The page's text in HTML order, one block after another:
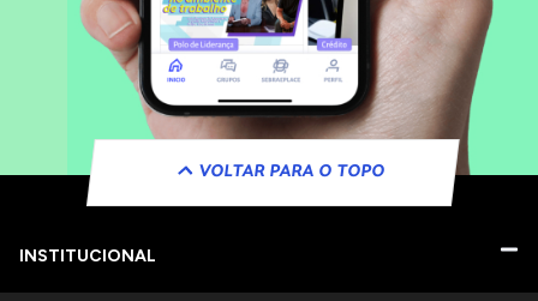
VOLTAR PARA O TOPO
INSTITUCIONAL